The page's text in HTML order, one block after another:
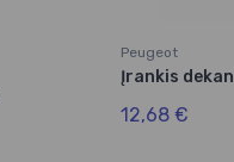
Peugeot
Įrankis
12,68 €